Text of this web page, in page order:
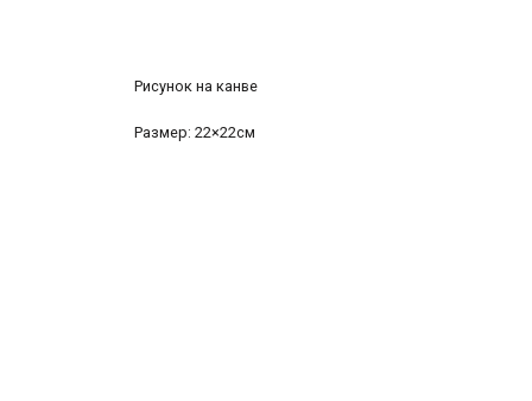
Рисунок на канве
Размер: 22×22см